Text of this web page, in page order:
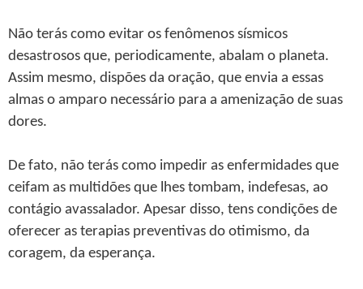
Não terás como evitar os fenômenos sísmicos
desastrosos que, periodicamente, abalam o planeta.
Assim mesmo, dispões da oração, que envia a essas
almas o amparo necessário para a amenização de suas
dores.
De fato, não terás como impedir as enfermidades que
ceifam as multidões que lhes tombam, indefesas, ao
contágio avassalador. Apesar disso, tens condições de
oferecer as terapias preventivas do otimismo, da
coragem, da esperança.